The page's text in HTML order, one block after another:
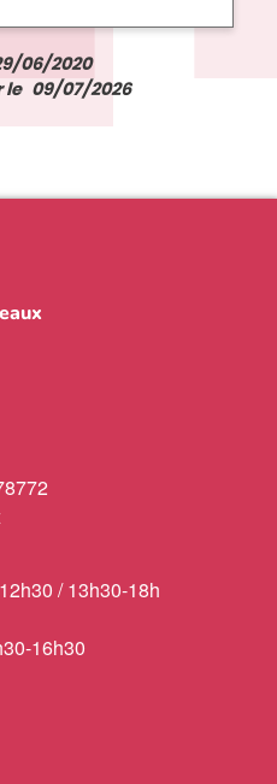
06/2020
le 09/07/2026
/ 13h30-18h
16h30